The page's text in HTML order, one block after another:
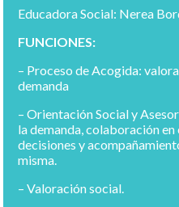
Educadora Social: Nerea
FUNCIONES:
– Proceso de Acogida:
demanda
– Orientación Social y
la demanda, colaboración
decisiones y
misma.
– Valoración social.